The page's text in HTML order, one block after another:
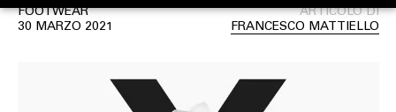
ACCESSORIES
FOOTWEAR
30 MARZO 2021
ARTICOLO DI
FRANCESCO MATTIELLO